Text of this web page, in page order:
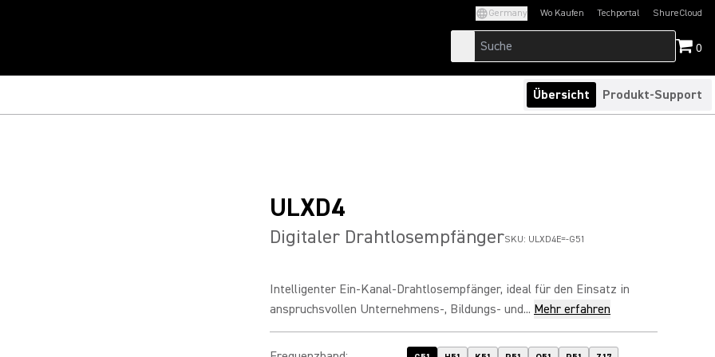
Germany Wo Kaufen Techportal
(Opens in a new tab)ShureCloud
(Opens in a new
0
Übersicht Produkt-Support
ULXD4
Digitaler DrahtlosempfängerSKU: ULXD4E=-G51
Intelligenter Ein-Kanal-Drahtlosempfänger, ideal für den Einsatz in
anspruchsvollen Unternehmens-, Bildungs- und... Mehr erfahren